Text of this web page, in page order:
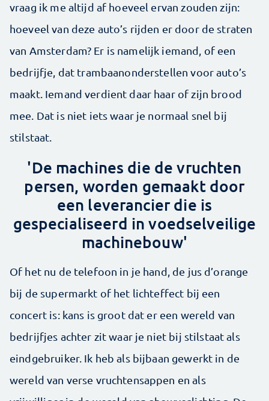
vraag ik me altijd af hoeveel ervan zouden zijn:
hoeveel van deze auto’s rijden er door de straten
van Amsterdam? Er is namelijk iemand, of een
bedrijfje, dat trambaanonderstellen voor auto’s
maakt. Iemand verdient daar haar of zijn brood
mee. Dat is niet iets waar je normaal snel bij
stilstaat.
'De machines die de vruchten
persen, worden gemaakt door
een leverancier die is
gespecialiseerd in voedselveilige
machinebouw'
Of het nu de telefoon in je hand, de jus d’orange
bij de ­supermarkt of het lichteffect bij een
concert is: kans is groot dat er een wereld van
bedrijfjes achter zit waar je niet bij stilstaat als
eindgebruiker. Ik heb als bijbaan gewerkt in de
wereld van verse vruchtensappen en als